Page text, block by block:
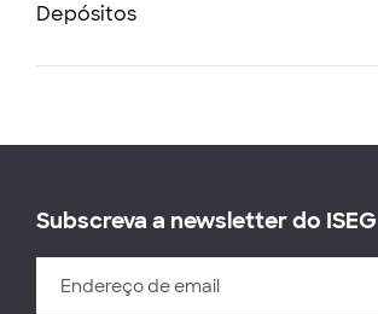
Depósitos
Subscreva a newsletter do ISEG